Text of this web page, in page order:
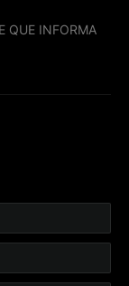
QUE INFORMA